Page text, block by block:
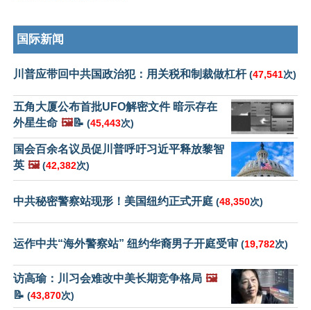
国际新闻
川普应带回中共国政治犯：用关税和制裁做杠杆(47,541次)
五角大厦公布首批UFO解密文件 暗示存在
外星生命 🖼️📝 (45,443次)
国会百余名议员促川普呼吁习近平释放黎智
英 🖼️ (42,382次)
中共秘密警察站现形！美国纽约正式开庭 (48,350次)
运作中共“海外警察站” 纽约华裔男子开庭受审 (19,782次)
访高瑜：川习会难改中美长期竞争格局 🖼️
📝 (43,870次)